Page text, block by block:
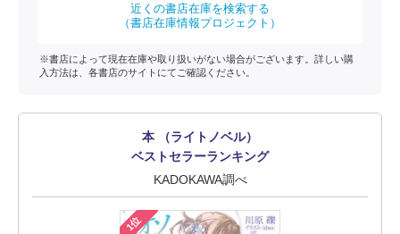
近くの書店在庫を検索する
（書店在庫情報プロジェクト）
※書店によって現在在庫や取り扱いがない場合がございます。詳しい購
入方法は、各書店のサイトにてご確認ください。
本 （ライトノベル）
ベストセラーランキング
KADOKAWA調べ
1位